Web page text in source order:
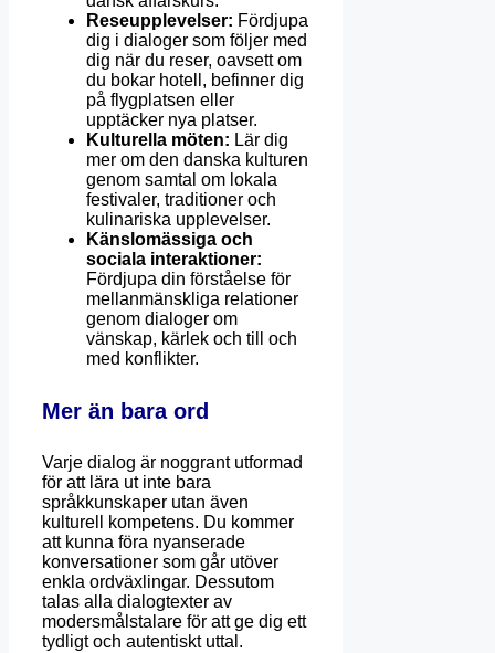
Reseupplevelser: Fördjupa
dig i dialoger som följer med
dig när du reser, oavsett om
du bokar hotell, befinner dig
på flygplatsen eller
upptäcker nya platser.
Kulturella möten: Lär dig
mer om den danska kulturen
genom samtal om lokala
festivaler, traditioner och
kulinariska upplevelser.
Känslomässiga och
sociala interaktioner:
Fördjupa din förståelse för
mellanmänskliga relationer
genom dialoger om
vänskap, kärlek och till och
med konflikter.
Mer än bara ord
Varje dialog är noggrant utformad
för att lära ut inte bara
språkkunskaper utan även
kulturell kompetens. Du kommer
att kunna föra nyanserade
konversationer som går utöver
enkla ordväxlingar. Dessutom
talas alla dialogtexter av
modersmålstalare för att ge dig ett
tydligt och autentiskt uttal.